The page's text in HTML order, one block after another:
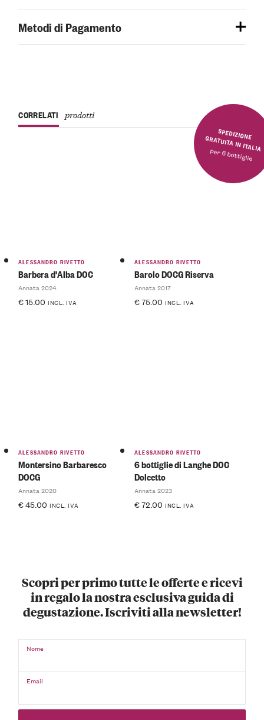
Metodi di Pagamento
SPEDIZIONE GRATUITA IN ITALIA
per 6 bottiglie
CORRELATI prodotti
ALESSANDRO RIVETTO
Barbera d'Alba DOC
Annata 2024
€15.00 INCL. IVA
ALESSANDRO RIVETTO
Barolo DOCG Riserva
Annata 2017
€75.00 INCL. IVA
ALESSANDRO RIVETTO
Montersino Barbaresco
DOCG
Annata 2020
€45.00 INCL. IVA
ALESSANDRO RIVETTO
6 bottiglie di Langhe DOC
Dolcetto
Annata 2023
€72.00 INCL. IVA
Scopri per primo tutte le offerte e ricevi
in regalo la nostra esclusiva guida di
degustazione. Iscriviti alla newsletter!
Nome
Email